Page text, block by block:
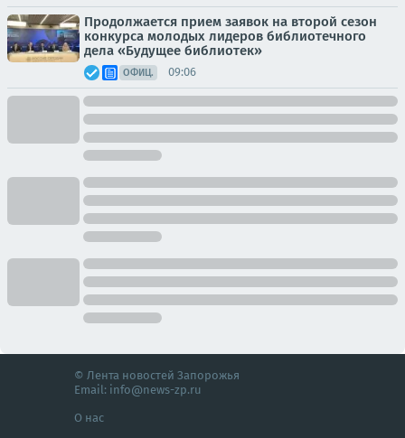
Продолжается прием заявок на второй сезон
конкурса молодых лидеров библиотечного
дела «Будущее библиотек»
ОФИЦ. 09:06
© Лента новостей Запорожья
Email: info@news-zp.ru
О нас